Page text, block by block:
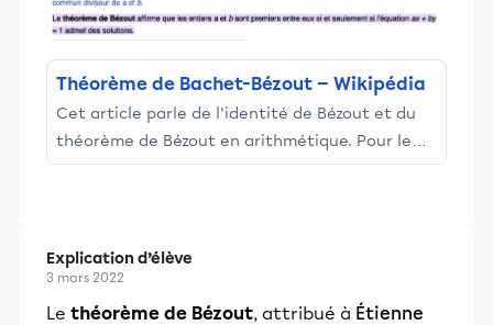
Théorème de Bachet-Bézout — Wikipédia
Cet article parle de l'identité de Bézout et du
théorème de Bézout en arithmétique. Pour le
théorème de Bézout en géométrie algébrique
Explication d’élève
3 mars 2022
Le théorème de Bézout, attribué à Étienne